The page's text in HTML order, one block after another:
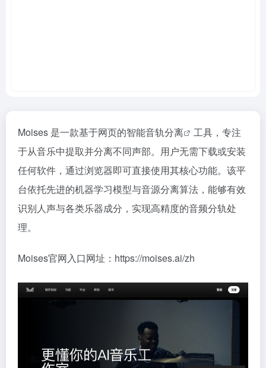
Moises 是一款基于网页的智能音轨分离
工具，专注
于从音乐中提取并分离不同声部。用户无需下载或安装
任何软件，通过浏览器即可直接使用其核心功能。该平
台依托先进的机器学习模型与音源分离算法，能够有效
识别人声与各类乐器成分，实现高精度的音频分轨处
理。
Moises官网入口网址：https://moises.ai/zh